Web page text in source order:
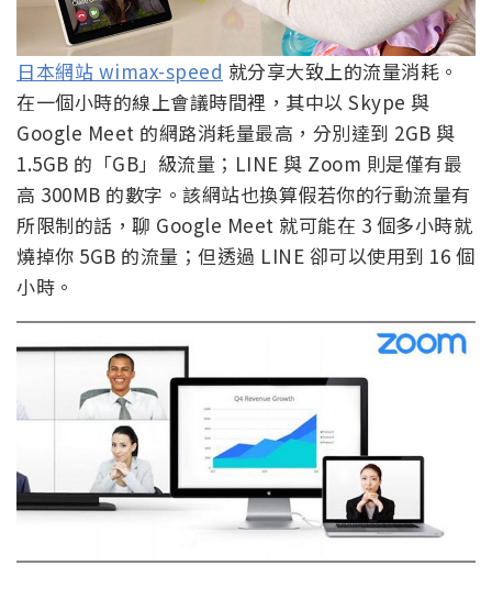
日本網站 wimax-speed 就分享大致上的流量消耗。
在一個小時的線上會議時間裡，其中以 Skype 與
Google Meet 的網路消耗量最高，分別達到 2GB 與
1.5GB 的「GB」級流量；LINE 與 Zoom 則是僅有最
高 300MB 的數字。該網站也換算假若你的行動流量有
所限制的話，聊 Google Meet 就可能在 3 個多小時就
燒掉你 5GB 的流量；但透過 LINE 卻可以使用到 16 個
小時。